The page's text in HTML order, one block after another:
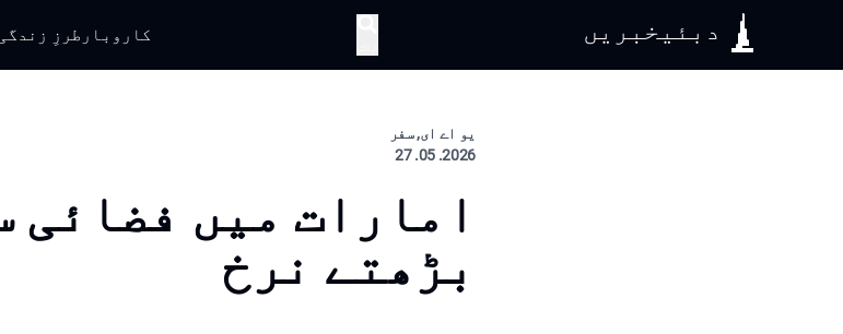
دبئیخبریں کاروبار طرزِ
یو اے ای, سفر
2026. 05. 27
امارات میں فضائی
بڑھتے نرخ